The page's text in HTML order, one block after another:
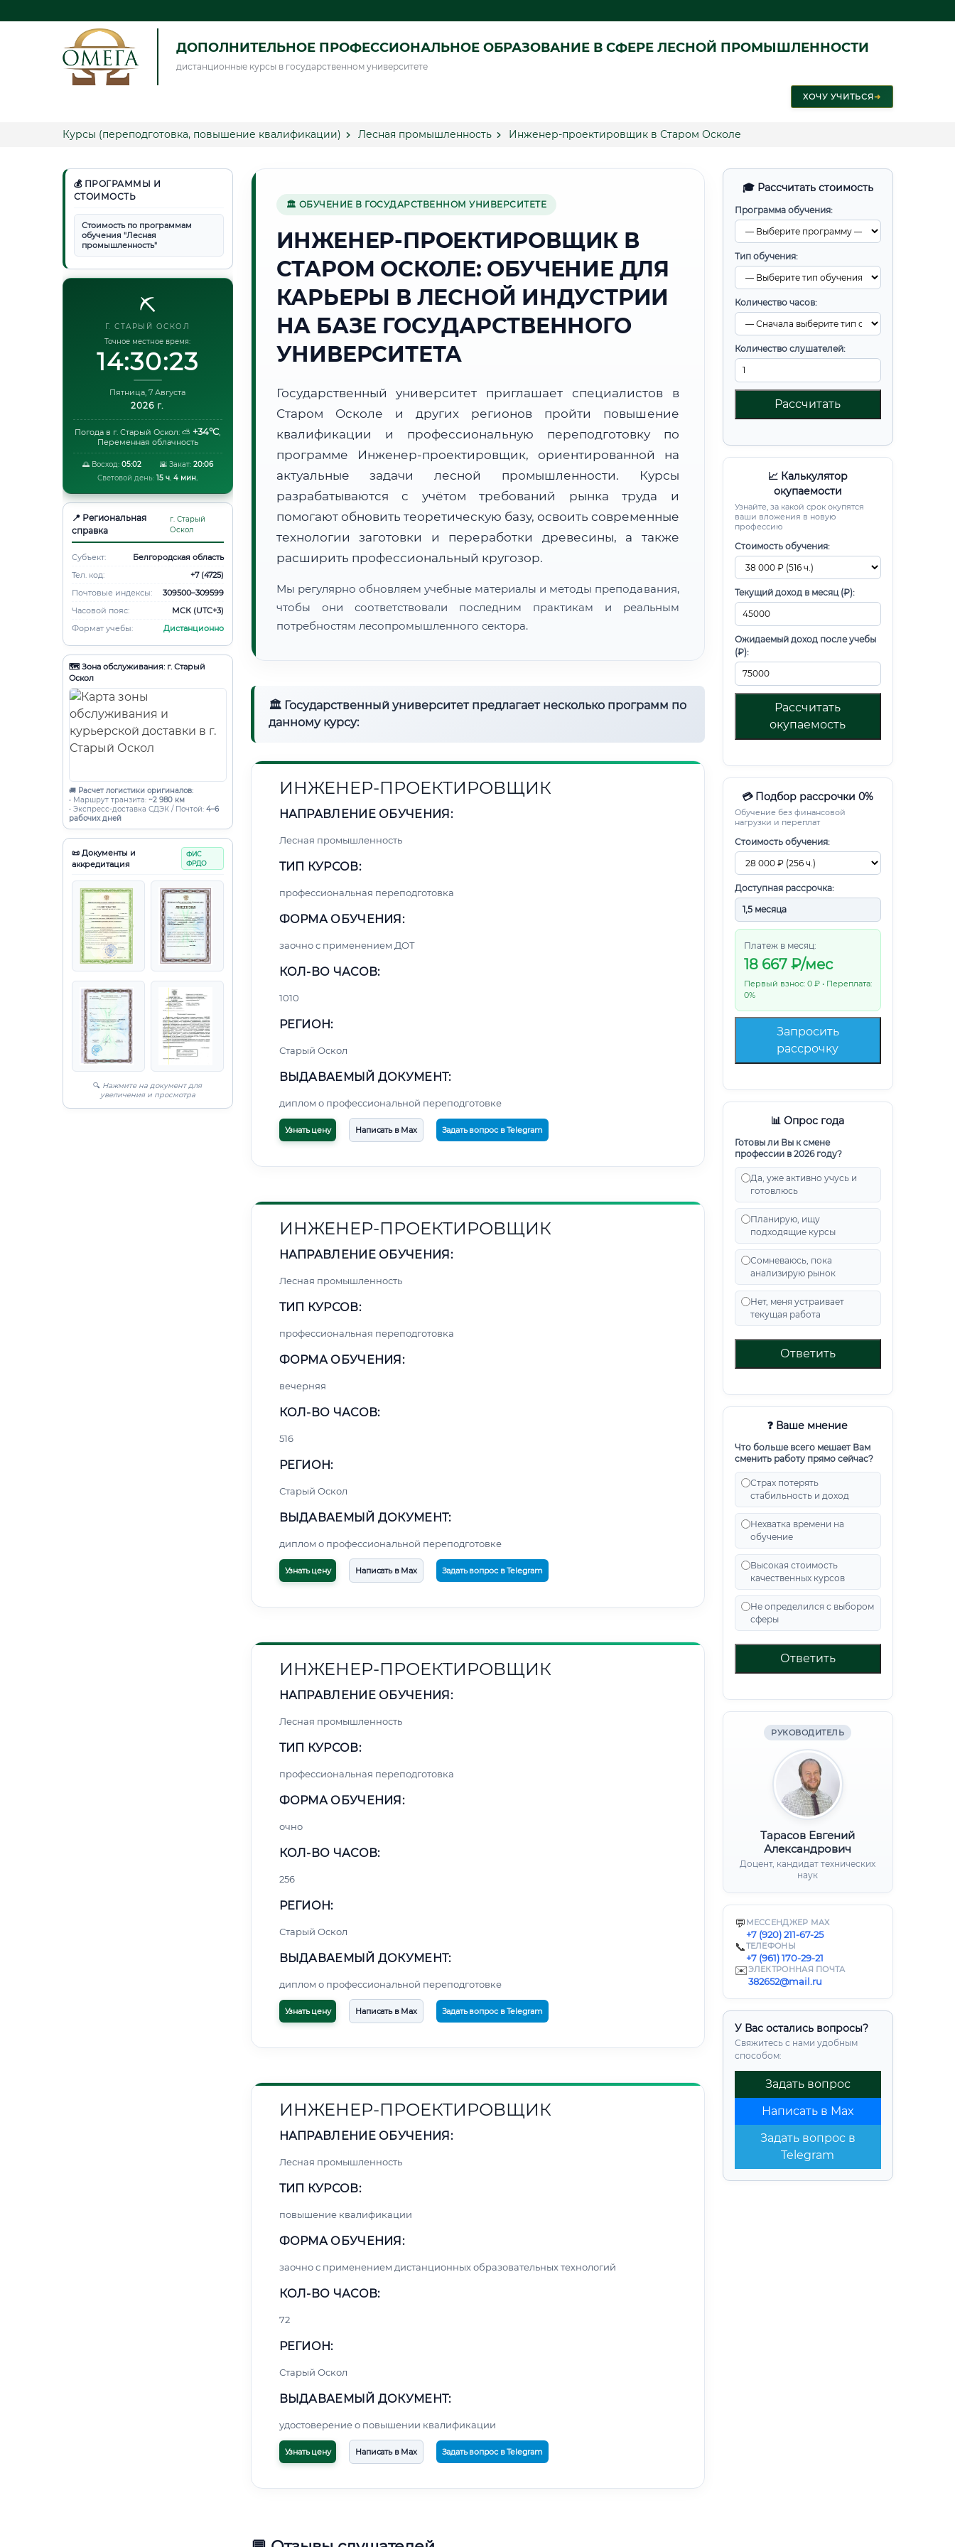
ДОПОЛНИТЕЛЬНОЕ ПРОФЕССИОНАЛЬНОЕ ОБРАЗОВАНИЕ В СФЕРЕ ЛЕСНОЙ ПРОМЫШЛЕННОСТИ
дистанционные курсы в государственном университете
ХОЧУ УЧИТЬСЯ➜
Курсы (переподготовка, повышение квалификации) Лесная промышленность Инженер-проектировщик в Старом Осколе
💰 ПРОГРАММЫ И
СТОИМОСТЬ
Стоимость по программам
обучения "Лесная
промышленность"
⛏️
Г. СТАРЫЙ ОСКОЛ
Точное местное время:
14:30:24
Пятница, 7 Августа
2026 г.
Погода в г. Старый Оскол: ⛅ +34°C,
Переменная облачность
🌅 Восход: 05:02 🌇 Закат: 20:06
Световой день: 15 ч. 4 мин.
📍 Региональная
справка
г. Старый
Оскол
Субъект:
Белгородская область
Тел. код:
+7 (4725)
Почтовые индексы:
309500–309599
Часовой пояс:
МСК (UTC+3)
Формат учебы:
Дистанционно
🗺️ Зона обслуживания: г. Старый
Оскол
🚚 Расчет логистики оригиналов:
• Маршрут транзита: ~2 980 км
• Экспресс-доставка СДЭК / Почтой: 4–6
рабочих дней
📜 Документы и
аккредитация
ФИС
ФРДО
🔍 Нажмите на документ для
увеличения и просмотра
🎓 Рассчитать стоимость
Программа обучения:
Тип обучения:
Количество часов:
Количество слушателей:
Рассчитать
📈 Калькулятор
окупаемости
Узнайте, за какой срок окупятся
ваши вложения в новую
профессию
Стоимость обучения:
Текущий доход в месяц (₽):
Ожидаемый доход после учебы
(₽):
Рассчитать
окупаемость
💳 Подбор рассрочки 0%
Обучение без финансовой
нагрузки и переплат
Стоимость обучения:
Доступная рассрочка:
Платеж в месяц:
18 667₽/мес
Первый взнос: 0 ₽ • Переплата:
0%
Запросить
рассрочку
📊 Опрос года
Готовы ли Вы к смене
профессии в 2026 году?
Да, уже активно учусь и
готовлюсь
Планирую, ищу
подходящие курсы
Сомневаюсь, пока
анализирую рынок
Нет, меня устраивает
текущая работа
Ответить
❓ Ваше мнение
Что больше всего мешает Вам
сменить работу прямо сейчас?
Страх потерять
стабильность и доход
Нехватка времени на
обучение
Высокая стоимость
качественных курсов
Не определился с выбором
сферы
Ответить
РУКОВОДИТЕЛЬ
Тарасов Евгений
Александрович
Доцент, кандидат технических
наук
💬 МЕССЕНДЖЕР MAX
+7 (920) 211-67-25
📞ТЕЛЕФОНЫ
+7 (961) 170-29-21
✉️ЭЛЕКТРОННАЯ ПОЧТА
382652@mail.ru
У Вас остались вопросы?
Свяжитесь с нами удобным
способом:
Задать вопрос
Написать в Max
Задать вопрос в
Telegram
🏛 ОБУЧЕНИЕ В ГОСУДАРСТВЕННОМ УНИВЕРСИТЕТЕ
ИНЖЕНЕР-ПРОЕКТИРОВЩИК В
СТАРОМ ОСКОЛЕ: ОБУЧЕНИЕ ДЛЯ
КАРЬЕРЫ В ЛЕСНОЙ ИНДУСТРИИ
НА БАЗЕ ГОСУДАРСТВЕННОГО
УНИВЕРСИТЕТА
Государственный университет приглашает специалистов в
Старом Осколе и других регионов пройти повышение
квалификации и профессиональную переподготовку по
программе Инженер-проектировщик, ориентированной на
актуальные задачи лесной промышленности. Курсы
разрабатываются с учётом требований рынка труда и
помогают обновить теоретическую базу, освоить современные
технологии заготовки и переработки древесины, а также
расширить профессиональный кругозор.
Мы регулярно обновляем учебные материалы и методы преподавания,
чтобы они соответствовали последним практикам и реальным
потребностям лесопромышленного сектора.
🏛 Государственный университет предлагает несколько программ по
данному курсу:
ИНЖЕНЕР-ПРОЕКТИРОВЩИК
НАПРАВЛЕНИЕ ОБУЧЕНИЯ:
Лесная промышленность
ТИП КУРСОВ:
профессиональная переподготовка
ФОРМА ОБУЧЕНИЯ:
заочно с применением ДОТ
КОЛ-ВО ЧАСОВ:
1010
РЕГИОН:
Старый Оскол
ВЫДАВАЕМЫЙ ДОКУМЕНТ:
диплом о профессиональной переподготовке
Узнать цену Написать в Max Задать вопрос в Telegram
ИНЖЕНЕР-ПРОЕКТИРОВЩИК
НАПРАВЛЕНИЕ ОБУЧЕНИЯ:
Лесная промышленность
ТИП КУРСОВ:
профессиональная переподготовка
ФОРМА ОБУЧЕНИЯ:
вечерняя
КОЛ-ВО ЧАСОВ:
516
РЕГИОН:
Старый Оскол
ВЫДАВАЕМЫЙ ДОКУМЕНТ:
диплом о профессиональной переподготовке
Узнать цену Написать в Max Задать вопрос в Telegram
ИНЖЕНЕР-ПРОЕКТИРОВЩИК
НАПРАВЛЕНИЕ ОБУЧЕНИЯ:
Лесная промышленность
ТИП КУРСОВ:
профессиональная переподготовка
ФОРМА ОБУЧЕНИЯ:
очно
КОЛ-ВО ЧАСОВ:
256
РЕГИОН:
Старый Оскол
ВЫДАВАЕМЫЙ ДОКУМЕНТ:
диплом о профессиональной переподготовке
Узнать цену Написать в Max Задать вопрос в Telegram
ИНЖЕНЕР-ПРОЕКТИРОВЩИК
НАПРАВЛЕНИЕ ОБУЧЕНИЯ:
Лесная промышленность
ТИП КУРСОВ:
повышение квалификации
ФОРМА ОБУЧЕНИЯ:
заочно с применением дистанционных образовательных технологий
КОЛ-ВО ЧАСОВ:
72
РЕГИОН:
Старый Оскол
ВЫДАВАЕМЫЙ ДОКУМЕНТ:
удостоверение о повышении квалификации
Узнать цену Написать в Max Задать вопрос в Telegram